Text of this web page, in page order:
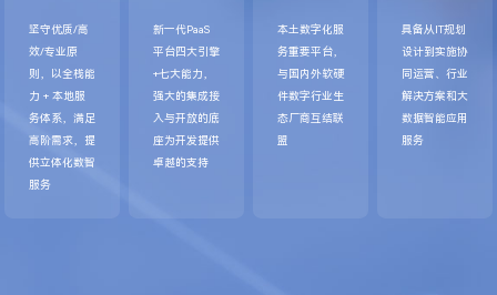
坚守优质/高
效/专业原
则，以全栈能
力 + 本地服
务体系，满足
高阶需求，提
供立体化数智
服务
新一代PaaS
平台四大引擎
+七大能力，
强大的集成接
入与开放的底
座为开发提供
卓越的支持
本土数字化服
务重要平台，
与国内外软硬
件数字行业生
态厂商互结联
盟
具备从IT规划
设计到实施协
同运营、行业
解决方案和大
数据智能应用
服务